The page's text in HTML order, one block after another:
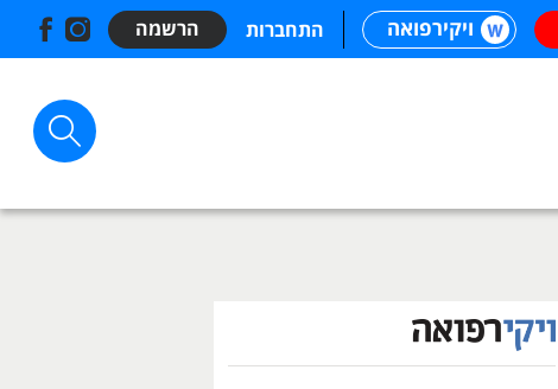
ויקירפואה התחברות הרשמה